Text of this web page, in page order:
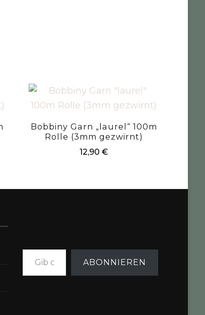
Bobbiny Garn „laurel“ 100m
Rolle (3mm gezwirnt)
12,90 €
Gib deine E-Mail-Adresse ein ...
ABONNIEREN